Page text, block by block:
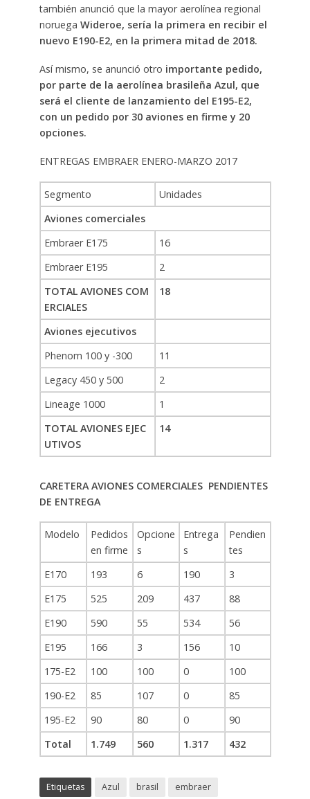
también anunció que la mayor aerolínea regional
noruega Wideroe, sería la primera en recibir el
nuevo E190-E2, en la primera mitad de 2018.
Así mismo, se anunció otro importante pedido,
por parte de la aerolínea brasileña Azul, que
será el cliente de lanzamiento del E195-E2,
con un pedido por 30 aviones en firme y 20
opciones.
ENTREGAS EMBRAER ENERO-MARZO 2017
Segmento
Unidades
Aviones comerciales
Embraer E175
16
Embraer E195
2
TOTAL AVIONES COM
ERCIALES
18
Aviones ejecutivos
Phenom 100 y -300
11
Legacy 450 y 500
2
Lineage 1000
1
TOTAL AVIONES EJEC
UTIVOS
14
CARETERA AVIONES COMERCIALES PENDIENTES
DE ENTREGA
Modelo
Pedidos
en firme
Opcione
s
Entrega
s
Pendien
tes
E170
193 6 190
3
E175
525 209 437
88
E190
590 55 534
56
E195
166 3 156
10
175-E2
100 100 0
100
190-E2
85 107 0
85
195-E2
90 80 0
90
Total
1.749 560 1.317 432
Etiquetas Azul brasil embraer